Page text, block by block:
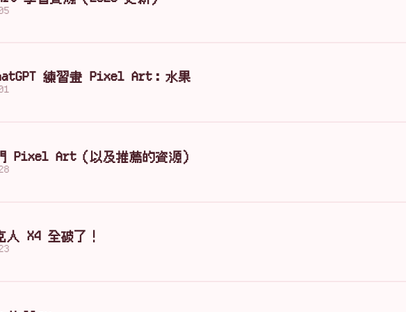
練習畫 Pixel Art：水果
Pixel Art（以及推薦的資源）
人 X4 全破了！